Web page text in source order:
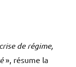
de régime,
», résume la